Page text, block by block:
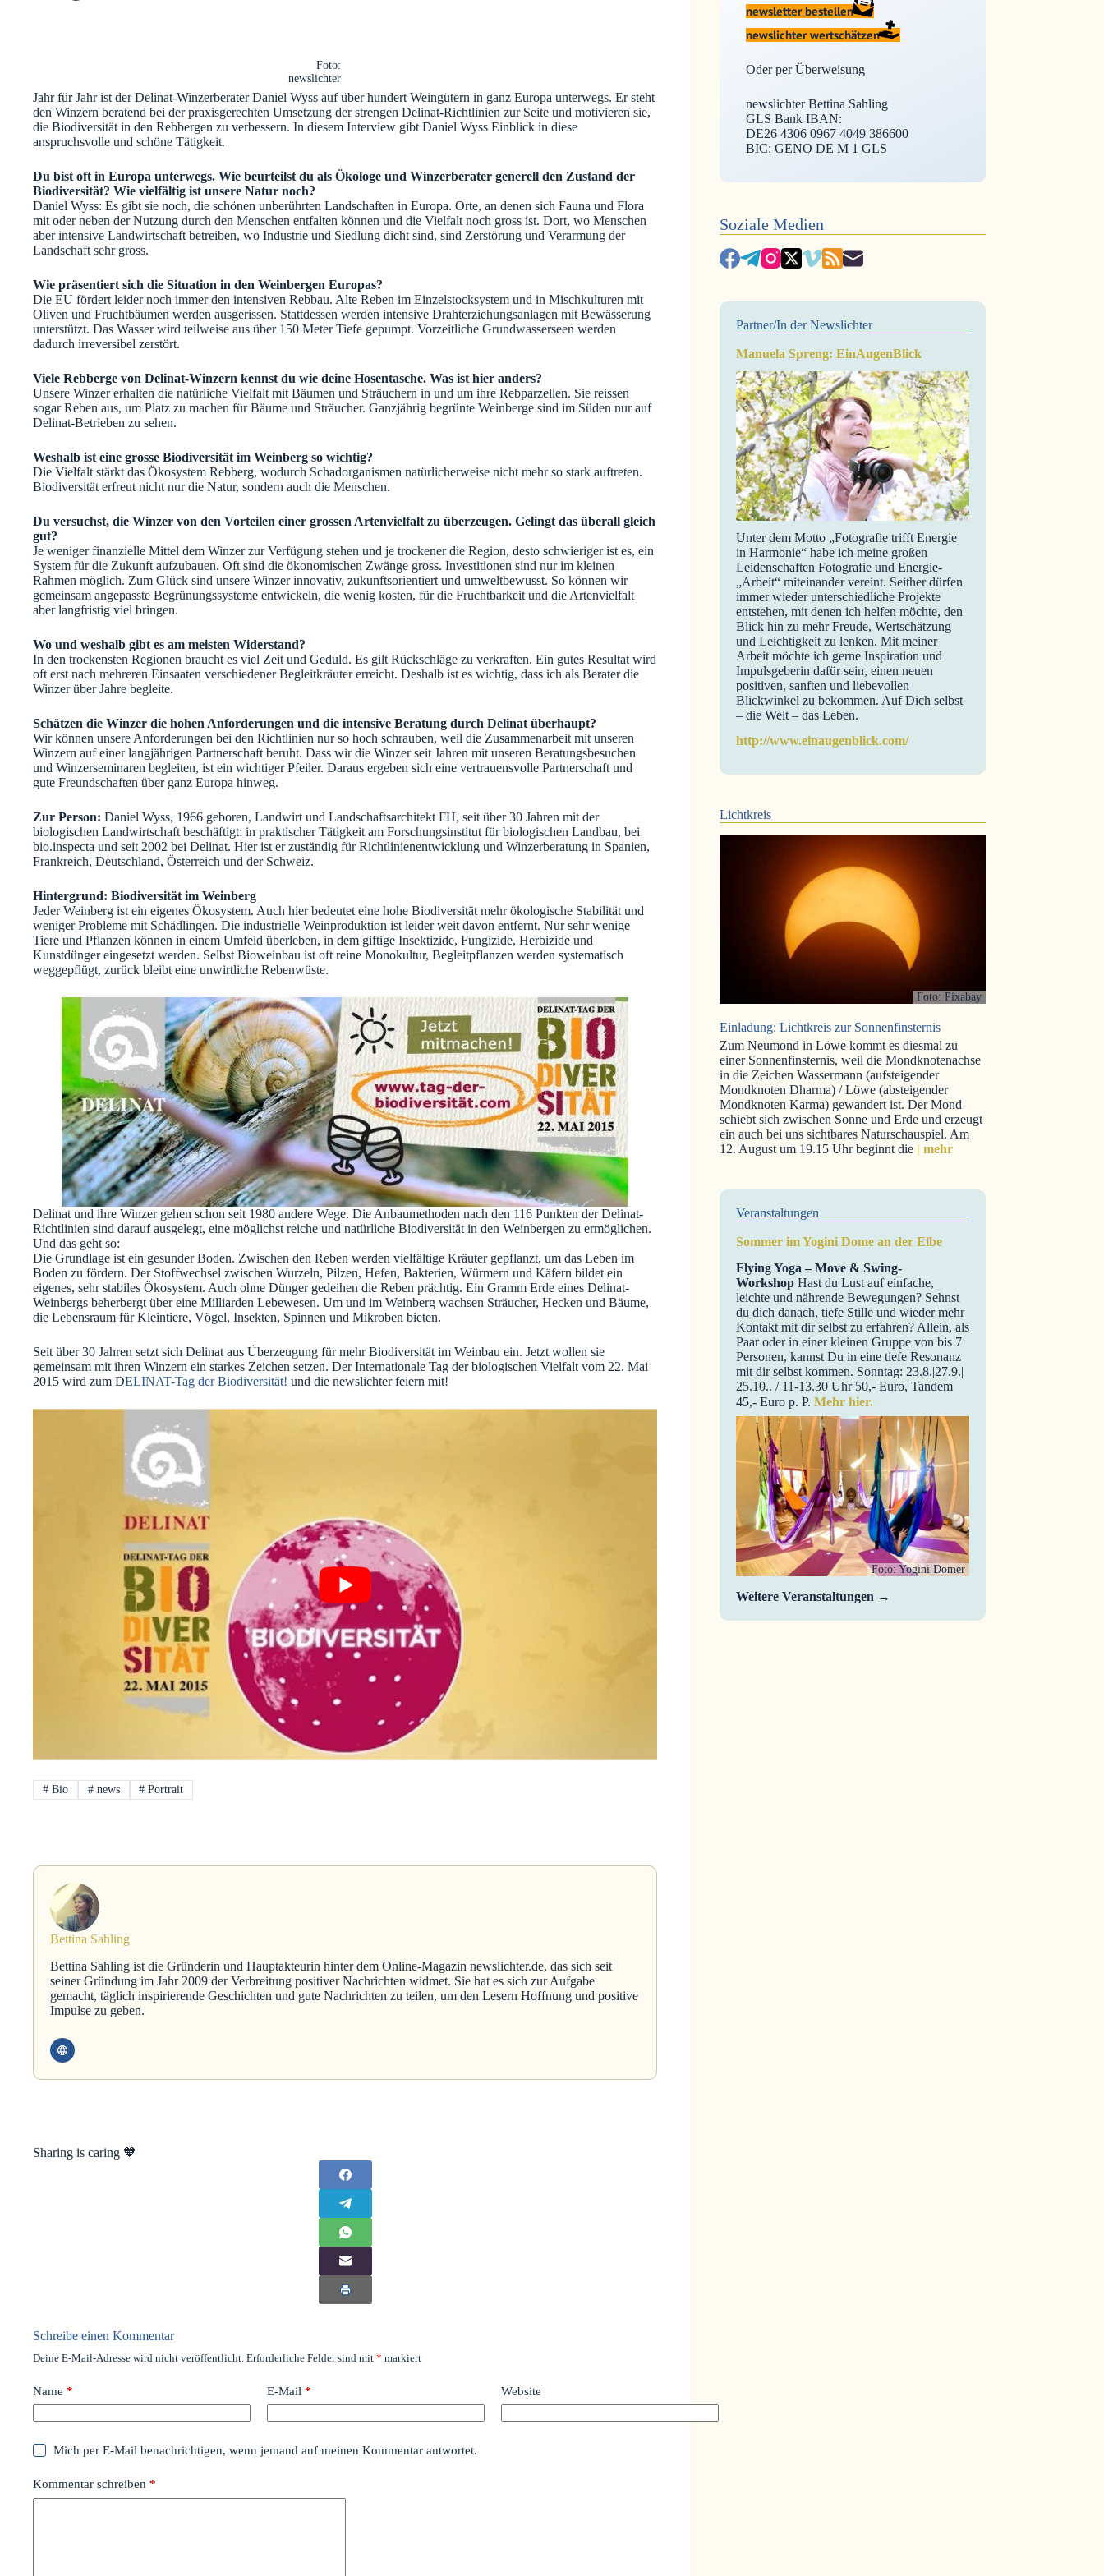
Foto:
newslichter
Jahr für Jahr ist der Delinat-Winzerberater Daniel Wyss auf über hundert Weingütern in ganz Europa unterwegs. Er steht
den Winzern beratend bei der praxisgerechten Umsetzung der strengen Delinat-Richtlinien zur Seite und motivieren sie,
die Biodiversität in den Rebbergen zu verbessern. In diesem Interview gibt Daniel Wyss Einblick in diese
anspruchsvolle und schöne Tätigkeit.
Du bist oft in Europa unterwegs. Wie beurteilst du als Ökologe und Winzerberater generell den Zustand der
Biodiversität? Wie vielfältig ist unsere Natur noch?
Daniel Wyss: Es gibt sie noch, die schönen unberührten Landschaften in Europa. Orte, an denen sich Fauna und Flora
mit oder neben der Nutzung durch den Menschen entfalten können und die Vielfalt noch gross ist. Dort, wo Menschen
aber intensive Landwirtschaft betreiben, wo Industrie und Siedlung dicht sind, sind Zerstörung und Verarmung der
Landschaft sehr gross.
Wie präsentiert sich die Situation in den Weinbergen Europas?
Die EU fördert leider noch immer den intensiven Rebbau. Alte Reben im Einzelstocksystem und in Mischkulturen mit
Oliven und Fruchtbäumen werden ausgerissen. Stattdessen werden intensive Drahterziehungsanlagen mit Bewässerung
unterstützt. Das Wasser wird teilweise aus über 150 Meter Tiefe gepumpt. Vorzeitliche Grundwasserseen werden
dadurch irreversibel zerstört.
Viele Rebberge von Delinat-Winzern kennst du wie deine Hosentasche. Was ist hier anders?
Unsere Winzer erhalten die natürliche Vielfalt mit Bäumen und Sträuchern in und um ihre Rebparzellen. Sie reissen
sogar Reben aus, um Platz zu machen für Bäume und Sträucher. Ganzjährig begrünte Weinberge sind im Süden nur auf
Delinat-Betrieben zu sehen.
Weshalb ist eine grosse Biodiversität im Weinberg so wichtig?
Die Vielfalt stärkt das Ökosystem Rebberg, wodurch Schadorganismen natürlicherweise nicht mehr so stark auftreten.
Biodiversität erfreut nicht nur die Natur, sondern auch die Menschen.
Du versuchst, die Winzer von den Vorteilen einer grossen Artenvielfalt zu überzeugen. Gelingt das überall gleich
gut?
Je weniger finanzielle Mittel dem Winzer zur Verfügung stehen und je trockener die Region, desto schwieriger ist es, ein
System für die Zukunft aufzubauen. Oft sind die ökonomischen Zwänge gross. Investitionen sind nur im kleinen
Rahmen möglich. Zum Glück sind unsere Winzer innovativ, zukunftsorientiert und umweltbewusst. So können wir
gemeinsam angepasste Begrünungssysteme entwickeln, die wenig kosten, für die Fruchtbarkeit und die Artenvielfalt
aber langfristig viel bringen.
Wo und weshalb gibt es am meisten Widerstand?
In den trockensten Regionen braucht es viel Zeit und Geduld. Es gilt Rückschläge zu verkraften. Ein gutes Resultat wird
oft erst nach mehreren Einsaaten verschiedener Begleitkräuter erreicht. Deshalb ist es wichtig, dass ich als Berater die
Winzer über Jahre begleite.
Schätzen die Winzer die hohen Anforderungen und die intensive Beratung durch Delinat überhaupt?
Wir können unsere Anforderungen bei den Richtlinien nur so hoch schrauben, weil die Zusammenarbeit mit unseren
Winzern auf einer langjährigen Partnerschaft beruht. Dass wir die Winzer seit Jahren mit unseren Beratungsbesuchen
und Winzerseminaren begleiten, ist ein wichtiger Pfeiler. Daraus ergeben sich eine vertrauensvolle Partnerschaft und
gute Freundschaften über ganz Europa hinweg.
Zur Person: Daniel Wyss, 1966 geboren, Landwirt und Landschaftsarchitekt FH, seit über 30 Jahren mit der
biologischen Landwirtschaft beschäftigt: in praktischer Tätigkeit am Forschungsinstitut für biologischen Landbau, bei
bio.inspecta und seit 2002 bei Delinat. Hier ist er zuständig für Richtlinienentwicklung und Winzerberatung in Spanien,
Frankreich, Deutschland, Österreich und der Schweiz.
Hintergrund: Biodiversität im Weinberg
Jeder Weinberg ist ein eigenes Ökosystem. Auch hier bedeutet eine hohe Biodiversität mehr ökologische Stabilität und
weniger Probleme mit Schädlingen. Die industrielle Weinproduktion ist leider weit davon entfernt. Nur sehr wenige
Tiere und Pflanzen können in einem Umfeld überleben, in dem giftige Insektizide, Fungizide, Herbizide und
Kunstdünger eingesetzt werden. Selbst Bioweinbau ist oft reine Monokultur, Begleitpflanzen werden systematisch
weggepflügt, zurück bleibt eine unwirtliche Rebenwüste.
Delinat und ihre Winzer gehen schon seit 1980 andere Wege. Die Anbaumethoden nach den 116 Punkten der Delinat-
Richtlinien sind darauf ausgelegt, eine möglichst reiche und natürliche Biodiversität in den Weinbergen zu ermöglichen.
Und das geht so:
Die Grundlage ist ein gesunder Boden. Zwischen den Reben werden vielfältige Kräuter gepflanzt, um das Leben im
Boden zu fördern. Der Stoffwechsel zwischen Wurzeln, Pilzen, Hefen, Bakterien, Würmern und Käfern bildet ein
eigenes, sehr stabiles Ökosystem. Auch ohne Dünger gedeihen die Reben prächtig. Ein Gramm Erde eines Delinat-
Weinbergs beherbergt über eine Milliarden Lebewesen. Um und im Weinberg wachsen Sträucher, Hecken und Bäume,
die Lebensraum für Kleintiere, Vögel, Insekten, Spinnen und Mikroben bieten.
Seit über 30 Jahren setzt sich Delinat aus Überzeugung für mehr Biodiversität im Weinbau ein. Jetzt wollen sie
gemeinsam mit ihren Winzern ein starkes Zeichen setzen. Der Internationale Tag der biologischen Vielfalt vom 22. Mai
2015 wird zum DELINAT-Tag der Biodiversität! und die newslichter feiern mit!
#Bio #news # Portrait
Sharing is caring 🧡
Bettina Sahling
Bettina Sahling ist die Gründerin und Hauptakteurin hinter dem Online-Magazin newslichter.de, das sich seit
seiner Gründung im Jahr 2009 der Verbreitung positiver Nachrichten widmet. Sie hat es sich zur Aufgabe
gemacht, täglich inspirierende Geschichten und gute Nachrichten zu teilen, um den Lesern Hoffnung und positive
Impulse zu geben.
Schreibe einen Kommentar
Deine E-Mail-Adresse wird nicht veröffentlicht. Erforderliche Felder sind mit * markiert
Name * E-Mail * Website
Mich per E-Mail benachrichtigen, wenn jemand auf meinen Kommentar antwortet.
Kommentar schreiben *
newsletter bestellen
newslichter wertschätzen
Oder per Überweisung
newslichter Bettina Sahling
GLS Bank IBAN:
DE26 4306 0967 4049 386600
BIC: GENO DE M 1 GLS
Soziale Medien
Partner/In der Newslichter
Manuela Spreng: EinAugenBlick
Unter dem Motto „Fotografie trifft Energie
in Harmonie“ habe ich meine großen
Leidenschaften Fotografie und Energie-
„Arbeit“ miteinander vereint. Seither dürfen
immer wieder unterschiedliche Projekte
entstehen, mit denen ich helfen möchte, den
Blick hin zu mehr Freude, Wertschätzung
und Leichtigkeit zu lenken. Mit meiner
Arbeit möchte ich gerne Inspiration und
Impulsgeberin dafür sein, einen neuen
positiven, sanften und liebevollen
Blickwinkel zu bekommen. Auf Dich selbst
– die Welt – das Leben.
http://www.einaugenblick.com/
Lichtkreis
Foto: Pixabay
Einladung: Lichtkreis zur Sonnenfinsternis
Zum Neumond in Löwe kommt es diesmal zu
einer Sonnenfinsternis, weil die Mondknotenachse
in die Zeichen Wassermann (aufsteigender
Mondknoten Dharma) / Löwe (absteigender
Mondknoten Karma) gewandert ist. Der Mond
schiebt sich zwischen Sonne und Erde und erzeugt
ein auch bei uns sichtbares Naturschauspiel. Am
12. August um 19.15 Uhr beginnt die | mehr
Veranstaltungen
Sommer im Yogini Dome an der Elbe
Flying Yoga – Move & Swing-
Workshop Hast du Lust auf einfache,
leichte und nährende Bewegungen? Sehnst
du dich danach, tiefe Stille und wieder mehr
Kontakt mit dir selbst zu erfahren? Allein, als
Paar oder in einer kleinen Gruppe von bis 7
Personen, kannst Du in eine tiefe Resonanz
mit dir selbst kommen. Sonntag: 23.8.|27.9.|
25.10.. / 11-13.30 Uhr 50,- Euro, Tandem
45,- Euro p. P. Mehr hier.
Foto: Yogini Domer
Weitere Veranstaltungen